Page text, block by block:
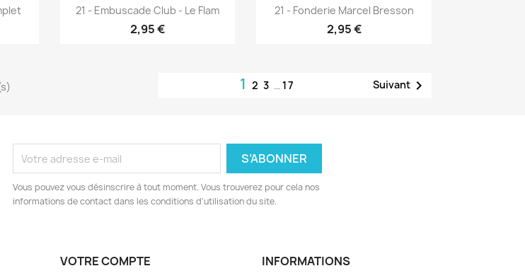
Aperçu rapide
21 - Embuscade Club - Le Flam
2,95 €
Aperçu rapide
21 - Fonderie Marcel Bresson
2,95 €
123 … 17 Suivant
Vous pouvez vous désinscrire à tout moment. Vous trouverez pour cela nos
informations de contact dans les conditions d'utilisation du site.
VOTRE COMPTE INFORMATIONS